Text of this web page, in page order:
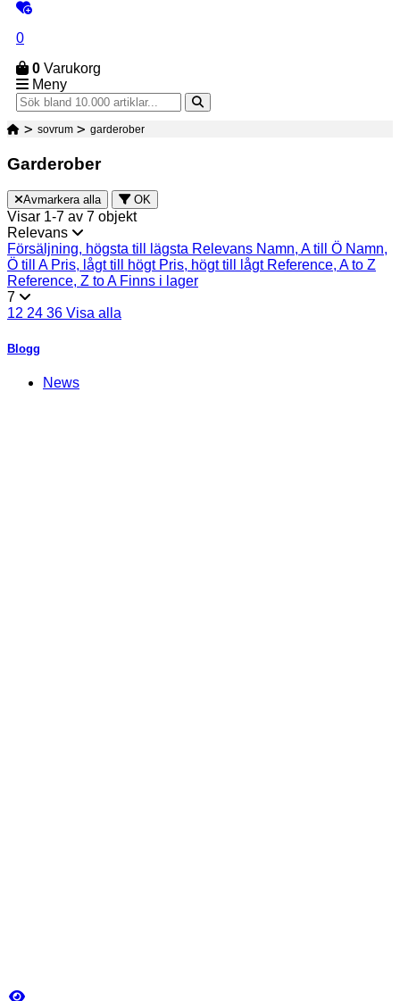
0
0 Varukorg
Meny
sovrum garderober
Garderober
Avmarkera alla OK
Visar 1-7 av 7 objekt
Relevans
Försäljning, högsta till lägsta Relevans Namn, A till Ö Namn,
Ö till A Pris, lågt till högt Pris, högt till lågt Reference, A to Z
Reference, Z to A Finns i lager
7
12 24 36 Visa alla
Blogg
News